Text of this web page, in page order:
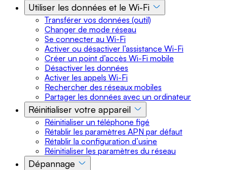
Utiliser les données et le Wi-Fi
Transférer vos données (outil)
Changer de mode réseau
Se connecter au Wi-Fi
Activer ou désactiver l’assistance Wi-Fi
Créer un point d’accès Wi-Fi mobile
Désactiver les données
Activer les appels Wi-Fi
Rechercher des réseaux mobiles
Partager les données avec un ordinateur
Réinitialiser votre appareil
Réinitialiser un téléphone figé
Rétablir les paramètres APN par défaut
Rétablir la configuration d’usine
Réinitialiser les paramètres du réseau
Dépannage